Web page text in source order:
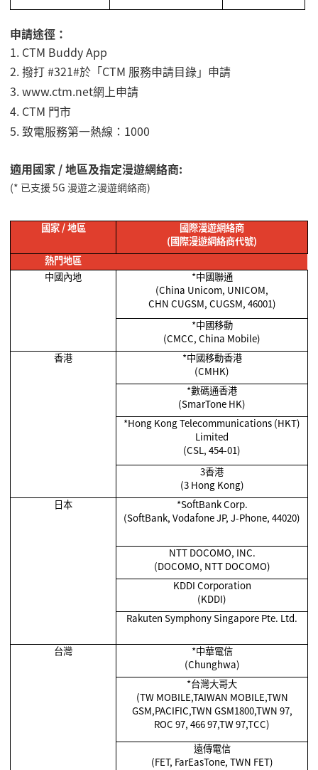
申請途徑：
1. CTM Buddy App
2.撥打 #321#於「CTM 服務申請目錄」申請
3. www.ctm.net網上申請
4. CTM 門市
5.致電服務第一熱線： 1000
適用國家 / 地區及指定漫遊網絡商:
(* 已支援 5G 漫遊之漫遊網絡商)
國家/地區
國際漫遊網絡商
(國際漫遊網絡商代號)
熱門地區
中國內地
*中國聯通
(China Unicom, UNICOM,
CHN CUGSM, CUGSM, 46001)
*中國移動
(CMCC, China Mobile)
香港
*中國移動香港
(CMHK)
*數碼通香港
(SmarTone HK)
*Hong Kong Telecommunications (HKT)
Limited
(CSL, 454-01)
3香港
(3 Hong Kong)
日本
*SoftBank Corp.
(SoftBank, Vodafone JP, J-Phone, 44020)
NTT DOCOMO, INC.
(DOCOMO, NTT DOCOMO)
KDDI Corporation
(KDDI)
Rakuten Symphony Singapore Pte. Ltd.
台灣 *中華電信
(Chunghwa)
*台灣大哥大
(TW MOBILE,TAIWAN MOBILE,TWN
GSM,PACIFIC,TWN GSM1800,TWN 97,
ROC 97, 466 97,TW 97,TCC)
遠傳電信
(FET, FarEasTone, TWN FET)